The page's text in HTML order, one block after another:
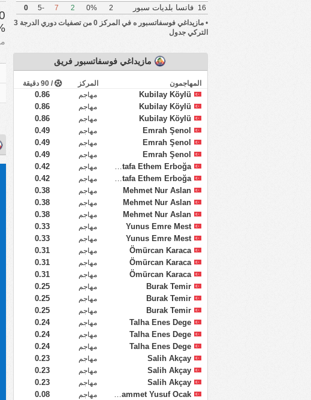
16
فاتسا بلديات سبور 2
0%
2
7
-5
0
•
مازيداغي فوسفاتسبور ه في المركز 0 من تصفيات دوري الدرجة 3
التركي جدول
مازيداغي فوسفاتسبور فريق
المهاجمون المركز / 90 دقيقة
Kubilay Köylü مهاجم
0.86
Kubilay Köylü
مهاجم
0.86
Kubilay Köylü
مهاجم
0.86
Emrah Şenol
مهاجم
0.49
Emrah Şenol
مهاجم
0.49
Emrah Şenol
مهاجم
0.49
Mustafa Ethem Erboğa
مهاجم
0.42
Mustafa Ethem Erboğa
مهاجم
0.42
Mehmet Nur Aslan
مهاجم
0.38
Mehmet Nur Aslan
مهاجم
0.38
Mehmet Nur Aslan
مهاجم
0.38
Yunus Emre Mest
مهاجم
0.33
Yunus Emre Mest
مهاجم
0.33
Ömürcan Karaca
مهاجم
0.31
Ömürcan Karaca
مهاجم
0.31
Ömürcan Karaca
مهاجم
0.31
Burak Temir
مهاجم
0.25
Burak Temir
مهاجم
0.25
Burak Temir
مهاجم
0.25
Talha Enes Dege
مهاجم
0.24
Talha Enes Dege
مهاجم
0.24
Talha Enes Dege
مهاجم
0.24
Salih Akçay
مهاجم
0.23
Salih Akçay
مهاجم
0.23
Salih Akçay
مهاجم
0.23
Muhammet Yusuf Ocak
مهاجم
0.08